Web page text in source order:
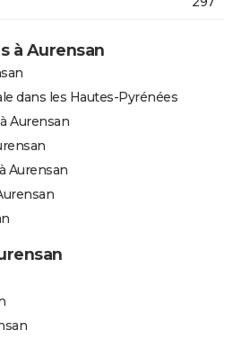
à Aurensan
dans les Hautes-Pyrénées
Aurensan
Aurensan